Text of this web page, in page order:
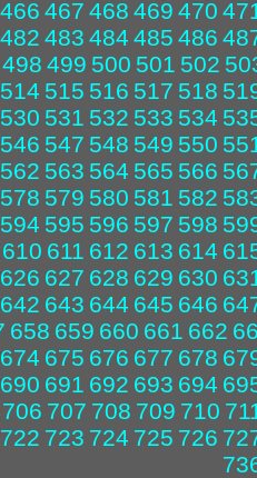
466 467 468 469 470
482 483 484 485 486
498 499 500 501 502
514 515 516 517 518
530 531 532 533 534
546 547 548 549 550
562 563 564 565 566
578 579 580 581 582
594 595 596 597 598
610 611 612 613 614
626 627 628 629 630
642 643 644 645 646
658 659 660 661 662
674 675 676 677 678
690 691 692 693 694
706 707 708 709 710
722 723 724 725 726